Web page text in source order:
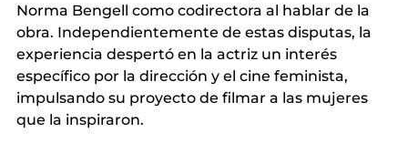
Norma Bengell como codirectora al hablar de la
obra. Independientemente de estas disputas, la
experiencia despertó en la actriz un interés
específico por la dirección y el cine feminista,
impulsando su proyecto de filmar a las mujeres
que la inspiraron.